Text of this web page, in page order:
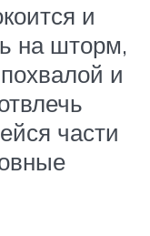
и
на шторм,
и
части